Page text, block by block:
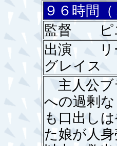
９６時間（
監督 ピ
出演 リ
グレイス
主人公ブ
への過剰
も口出し
た娘が人